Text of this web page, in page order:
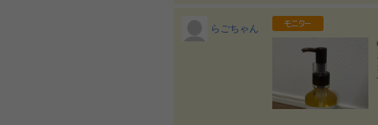
らごちゃん